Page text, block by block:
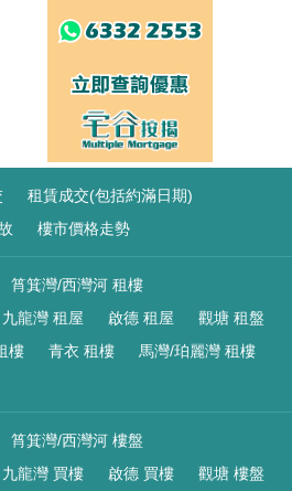
租賃成交(包括約滿日期)
樓市價格走勢
筲箕灣/西灣河 租樓
九龍灣 租屋 啟德 租屋
觀塘 租盤
樓 青衣 租樓
馬灣/珀麗灣 租樓
筲箕灣/西灣河 樓盤
九龍灣 買樓 啟德 買樓 觀塘 樓盤